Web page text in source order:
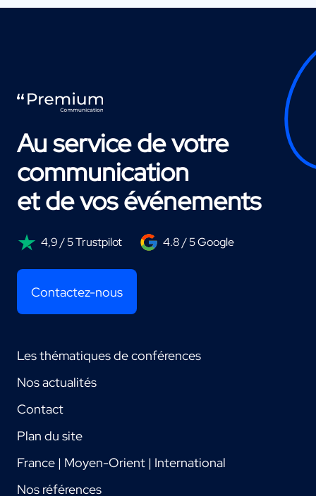
Au service de votre
communication
et de vos événements
4,9 / 5 Trustpilot 4.8 / 5 Google
Contactez-nous
Les thématiques de conférences
Nos actualités
Contact
Plan du site
France | Moyen-Orient | International
Nos références